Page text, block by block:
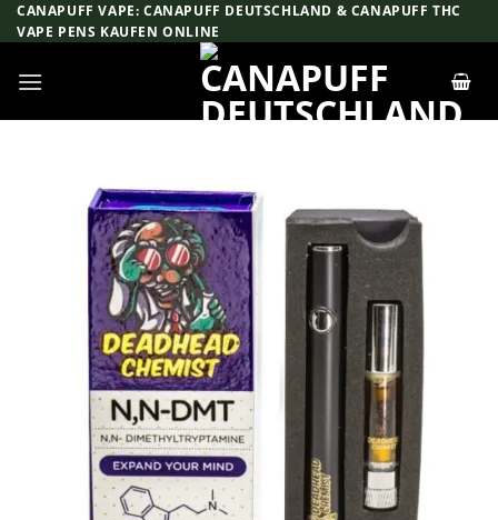
Zum
Inhalt
CANAPUFF VAPE: CANAPUFF DEUTSCHLAND & CANAPUFF THC
VAPE PENS KAUFEN ONLINE